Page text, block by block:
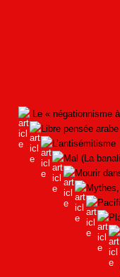
Le « négationnisme
Libre pensée
L’antisémitisme
Mal (La
Mourir